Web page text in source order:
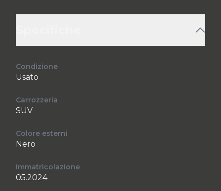
Condizione
Usato
Carrozzeria
SUV
Colore esterni
Nero
Immatricolazione
05.2024